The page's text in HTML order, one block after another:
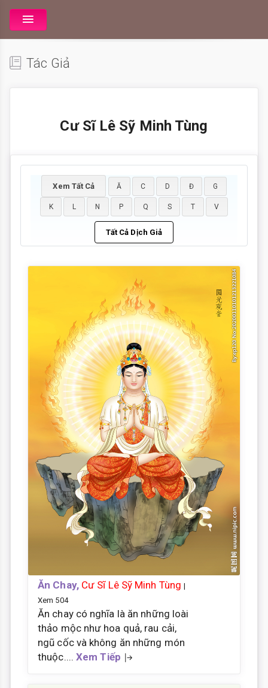
Tác Giả
Cư Sĩ Lê Sỹ Minh Tùng
Xem Tất Cả Ă C D Đ G
K L N P Q S T V
Tất Cả Dịch Giả
Ăn Chay, Cư Sĩ Lê Sỹ Minh Tùng |
Xem 504
Ăn chay có nghĩa là ăn những loài
thảo mộc như hoa quả, rau cải,
ngũ cốc và không ăn những món
thuộc.... Xem Tiếp